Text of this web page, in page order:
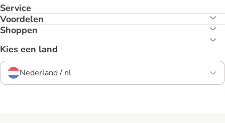
Service
Voordelen
Shoppen
Kies een land
Nederland / nl